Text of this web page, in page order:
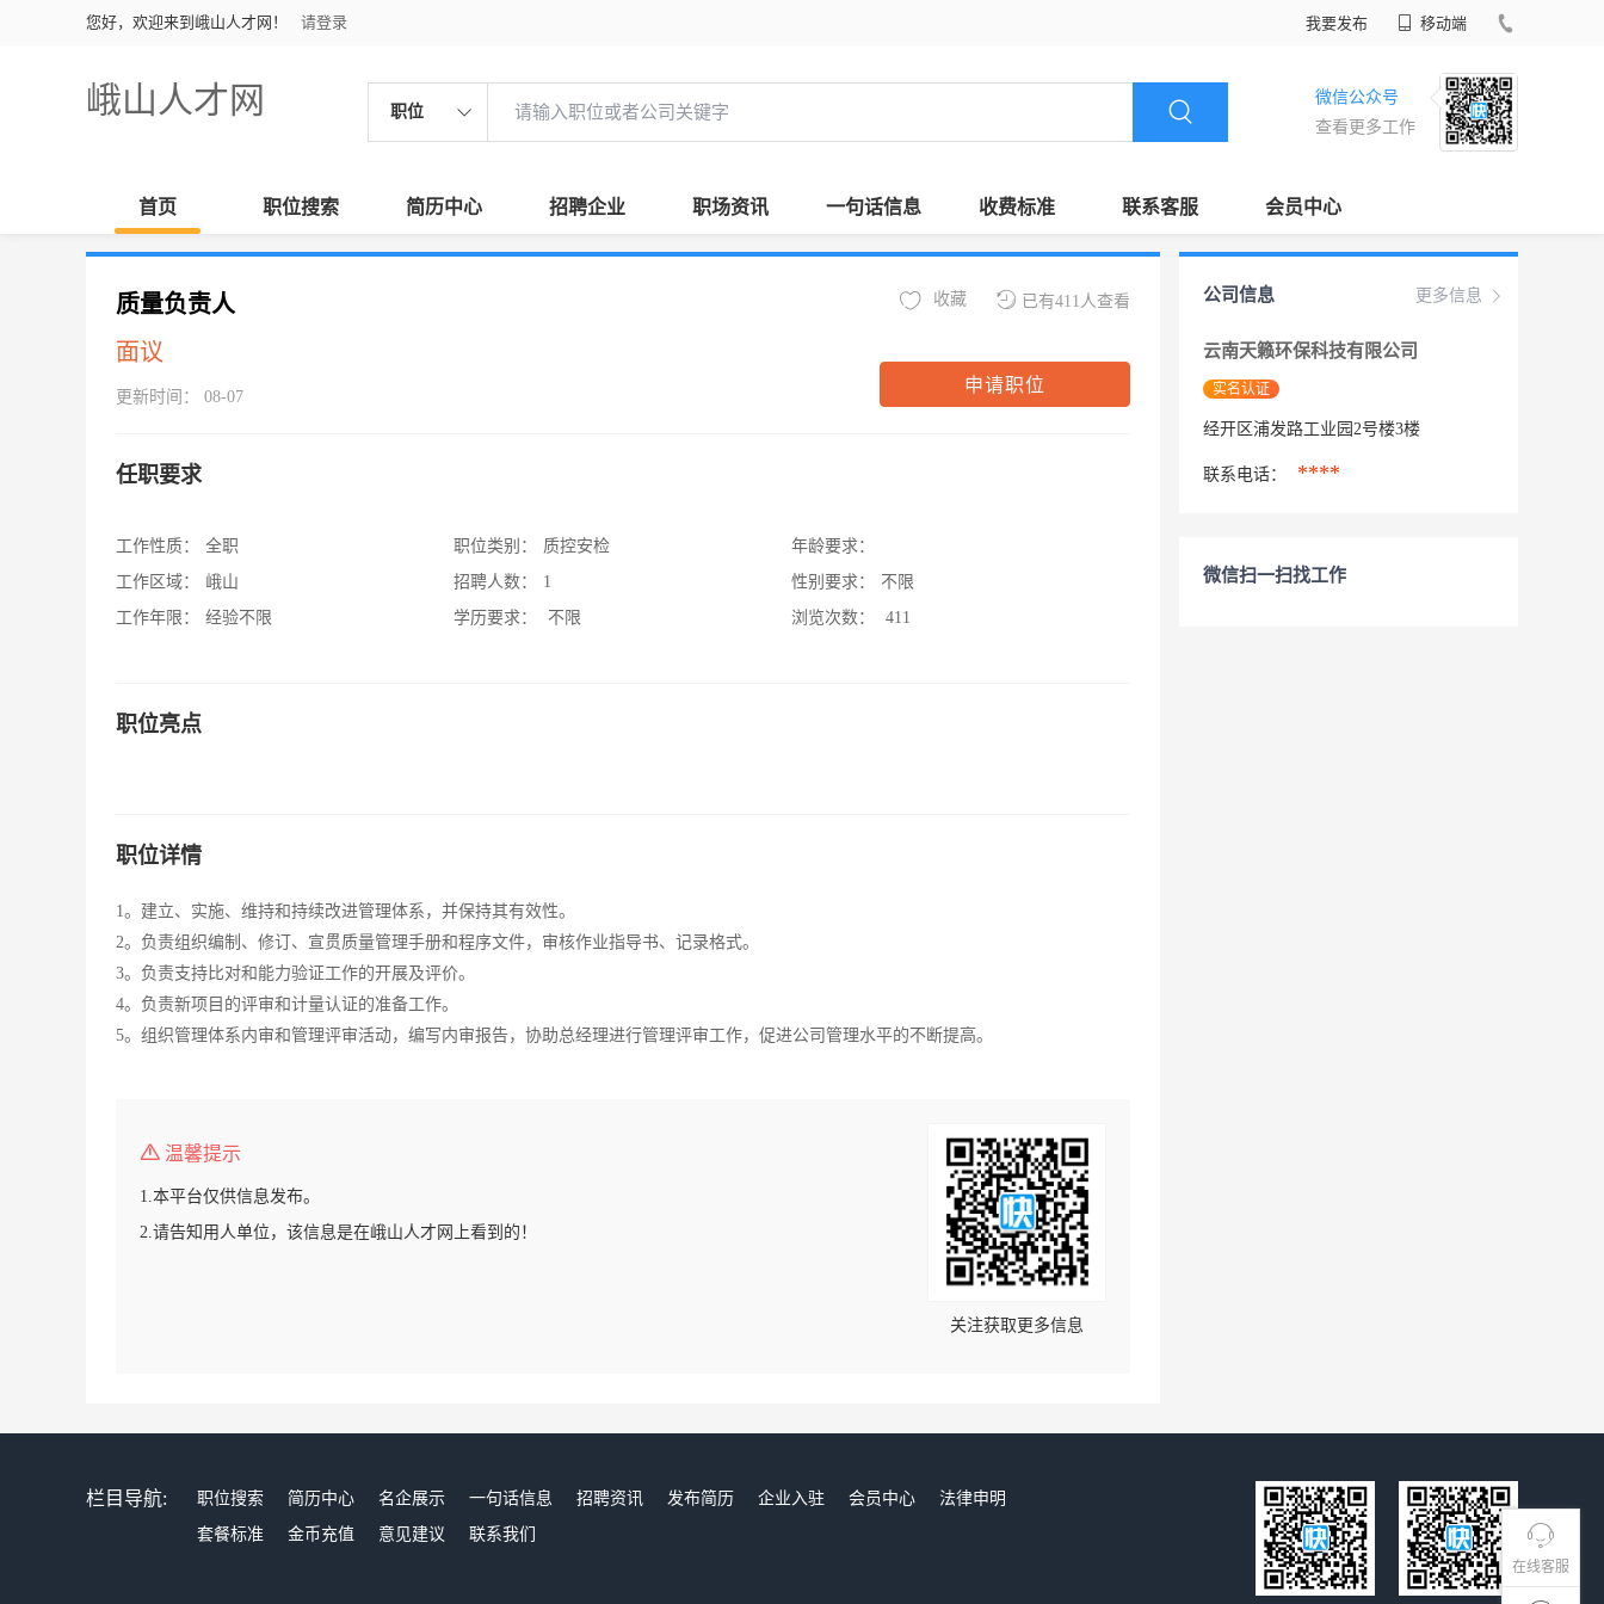
您好，欢迎来到峨山人才网！ 请登录 我要发布 移动端
峨山人才网 职位
微信公众号
查看更多工作
首页 职位搜索 简历中心 招聘企业 职场资讯 一句话信息 收费标准 联系客服 会员中心
在线客服
质量负责人
面议
更新时间： 08-07
已有411人查看
收藏
申请职位
任职要求
工作性质：
全职
工作区域：
峨山
工作年限：
经验不限
职位类别：
质控安检
招聘人数：
1
学历要求：
不限
年龄要求：
性别要求：
不限
浏览次数：
411
职位亮点
职位详情
1。建立、实施、维持和持续改进管理体系，并保持其有效性。
2。负责组织编制、修订、宣贯质量管理手册和程序文件，审核作业指导书、记录格式。
3。负责支持比对和能力验证工作的开展及评价。
4。负责新项目的评审和计量认证的准备工作。
5。组织管理体系内审和管理评审活动，编写内审报告，协助总经理进行管理评审工作，促进公司管理水平的不断提高。
温馨提示
1.本平台仅供信息发布。
2.请告知用人单位，该信息是在峨山人才网上看到的！
关注获取更多信息
更多信息
公司信息
云南天籁环保科技有限公司
实名认证
经开区浦发路工业园2号楼3楼
联系电话： ****
微信扫一扫找工作
栏目导航: 职位搜索 简历中心 名企展示 一句话信息 招聘资讯 发布简历 企业入驻 会员中心
法律申明
套餐标准
金币充值 意见建议 联系我们